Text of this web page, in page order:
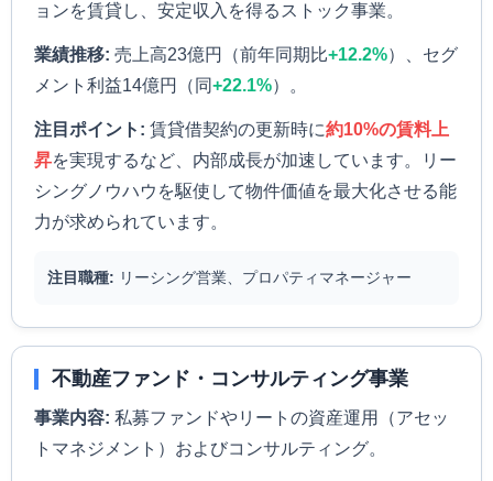
ョンを賃貸し、安定収入を得るストック事業。
業績推移: 売上高23億円（前年同期比+12.2%）、セグ
メント利益14億円（同+22.1%）。
注目ポイント: 賃貸借契約の更新時に約10%の賃料上
昇を実現するなど、内部成長が加速しています。リー
シングノウハウを駆使して物件価値を最大化させる能
力が求められています。
注目職種: リーシング営業、プロパティマネージャー
不動産ファンド・コンサルティング事業
事業内容: 私募ファンドやリートの資産運用（アセッ
トマネジメント）およびコンサルティング。